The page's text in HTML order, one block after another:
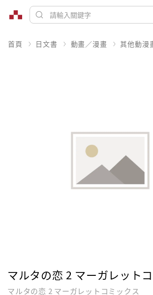
首頁 日文書 動畫／漫畫 其他動漫
マルタの恋 2 マーガレット
マルタの恋 2 マーガレットコミックス